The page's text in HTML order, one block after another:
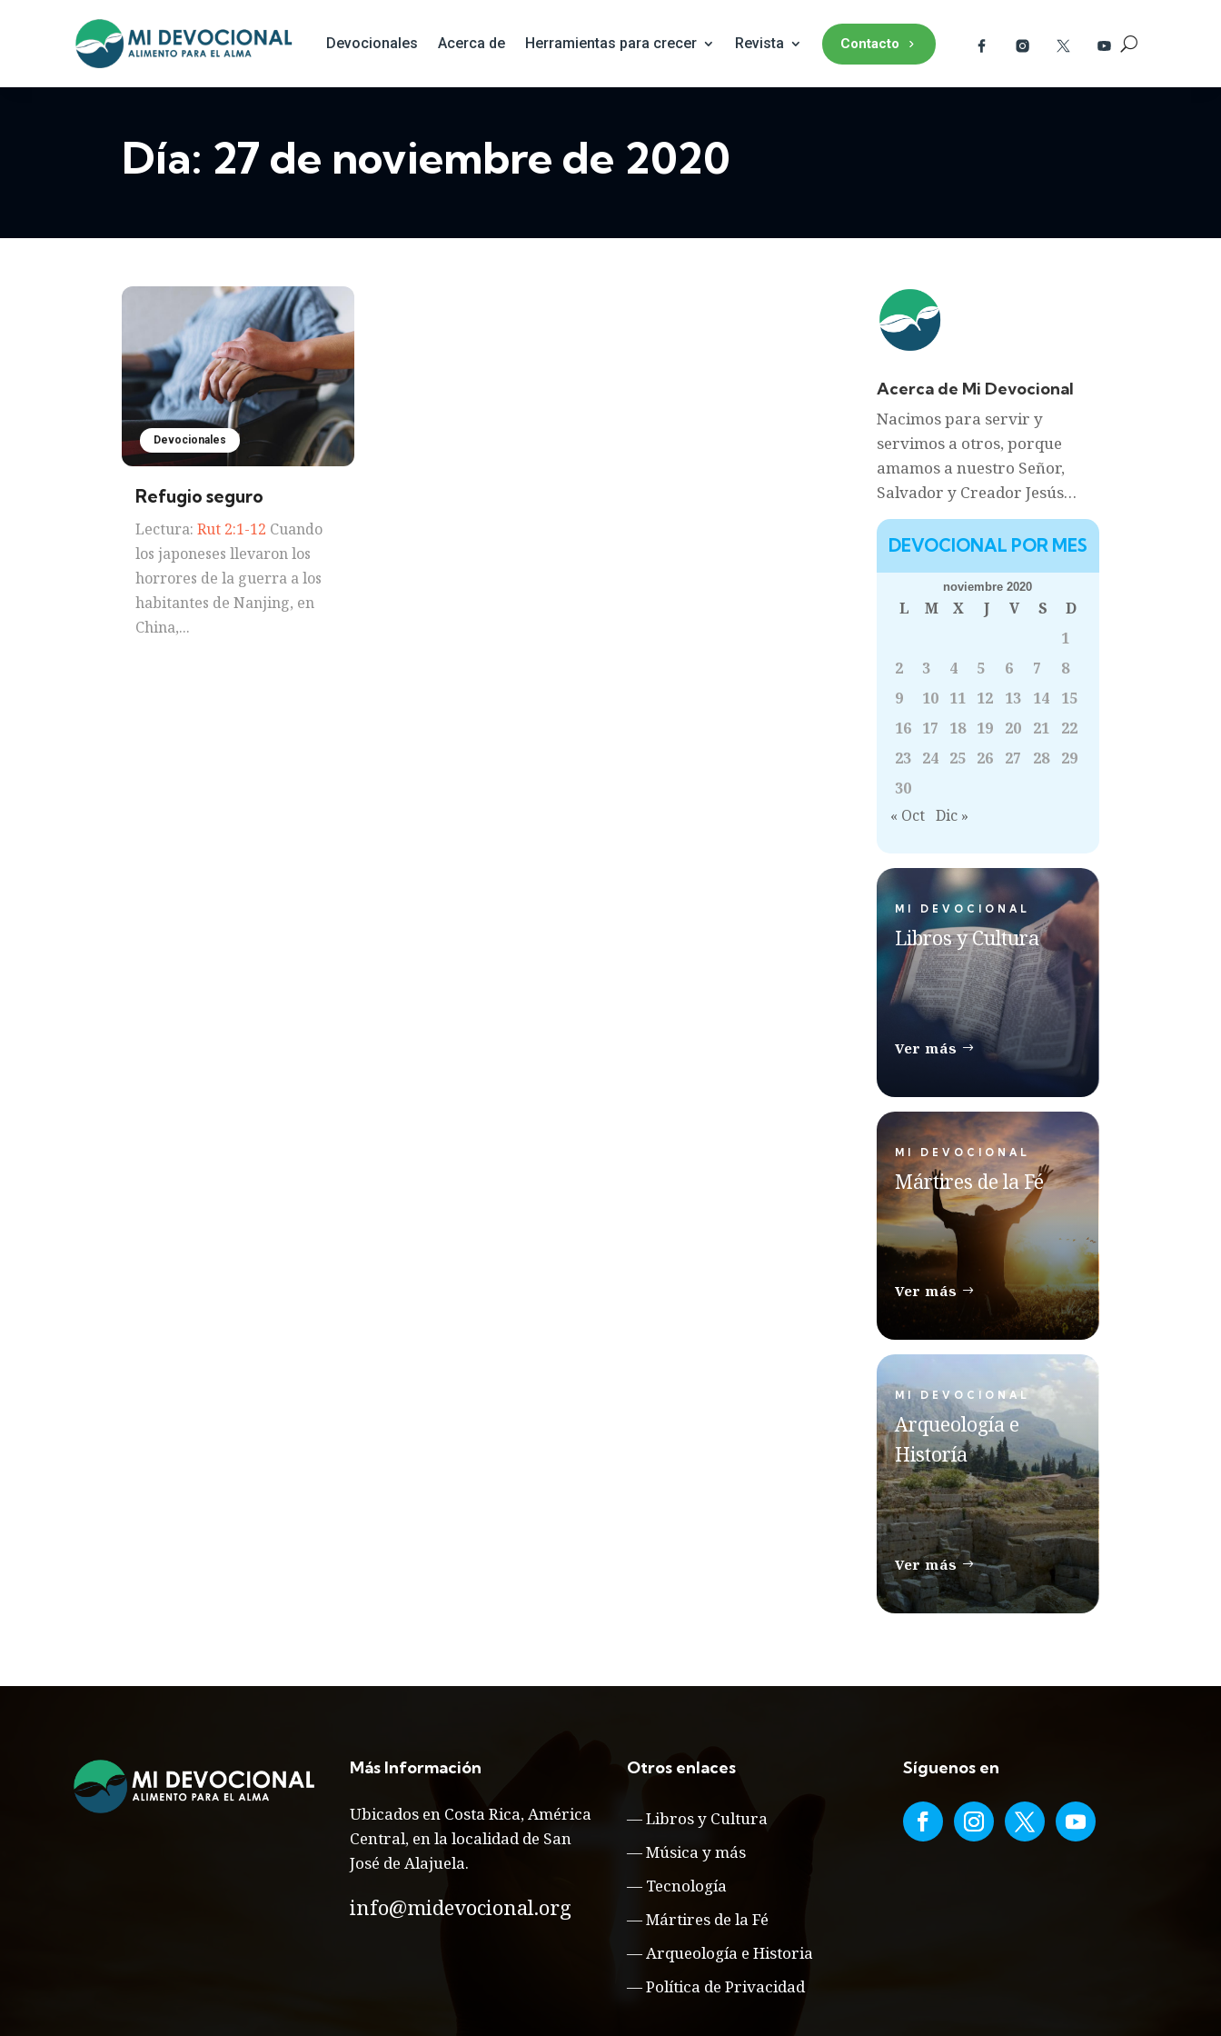
Devocionales Acerca de Herramientas para crecer Revista Contacto
Día: 27 de noviembre de 2020
Devocionales
Refugio seguro
Lectura:Rut 2:1-12 Cuando
los japoneses llevaron los
horrores de la guerra a los
habitantes de Nanjing, en
China,...
Acerca de Mi Devocional
Nacimos para servir y
servimos a otros, porque
amamos a nuestro Señor,
Salvador y Creador Jesús…
DEVOCIONAL POR MES
noviembre 2020
L M X J V S
D
1
2
3 4 5 6 7
8
9
10 11 12 13 14
15
16 17 18 19 20 21
22
23 24 25 26 27 28
29
30
« Oct Dic »
MI DEVOCIONAL
Libros y Cultura
Ver más
MI DEVOCIONAL
Mártires de la Fé
Ver más
MI DEVOCIONAL
Arqueología e
Historía
Ver más
Más Información
Ubicados en Costa Rica, América
Central, en la localidad de San
José de Alajuela.
info@midevocional.org
Otros enlaces
—Libros y Cultura
—Música y más
— Tecnología
—Mártires de la Fé
—Arqueología e Historia
—Política de Privacidad
Síguenos en